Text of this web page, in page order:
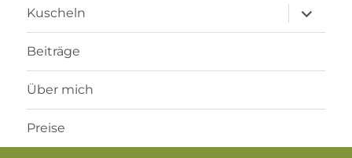
Kuscheln
anzeigen
Beiträge
Über mich
Preise